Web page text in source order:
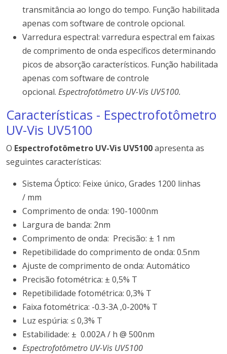
transmitância ao longo do tempo. Função habilitada
apenas com software de controle opcional.
Varredura espectral: varredura espectral em faixas
de comprimento de onda específicos determinando
picos de absorção característicos. Função habilitada
apenas com software de controle
opcional. Espectrofotômetro UV-Vis UV5100.
Características - Espectrofotômetro
UV-Vis UV5100
O Espectrofotômetro UV-Vis UV5100apresenta as
seguintes características:
Sistema Óptico: Feixe único, Grades 1200 linhas
/ mm
Comprimento de onda: 190-1000nm
Largura de banda: 2nm
Comprimento de onda: Precisão: ± 1 nm
Repetibilidade do comprimento de onda: 0.5nm
Ajuste de comprimento de onda: Automático
Precisão fotométrica: ± 0,5% T
Repetibilidade fotométrica: 0,3% T
Faixa fotométrica: -0.3-3A ,0-200% T
Luz espúria: ≤ 0,3% T
Estabilidade: ± 0.002A / h @ 500nm
Espectrofotômetro UV-Vis UV5100